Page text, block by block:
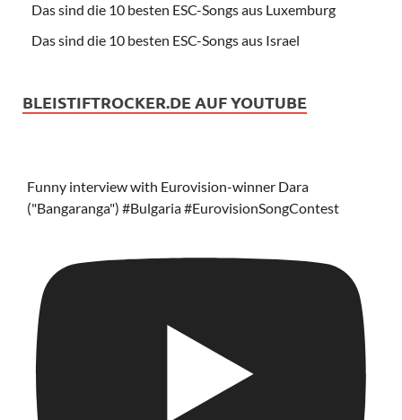
Das sind die 10 besten ESC-Songs aus Luxemburg
Das sind die 10 besten ESC-Songs aus Israel
BLEISTIFTROCKER.DE AUF YOUTUBE
Funny interview with Eurovision-winner Dara
("Bangaranga") #Bulgaria #EurovisionSongContest